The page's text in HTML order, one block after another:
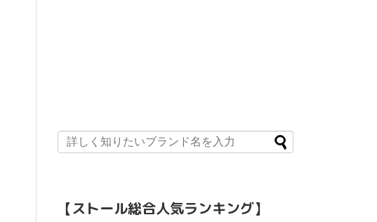
【ストール総合人気ランキング】